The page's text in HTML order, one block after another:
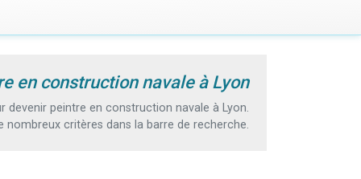
en construction navale à Lyon
peintre en construction navale à Lyon.
critères dans la barre de recherche.